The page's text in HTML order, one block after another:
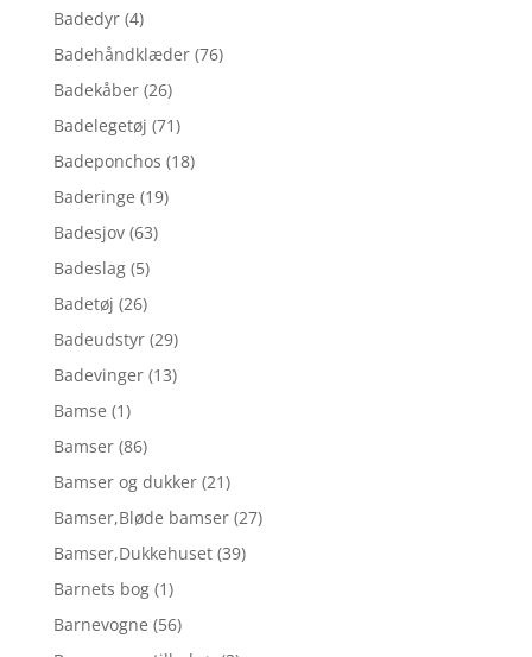
Badedyr (4)
Badehåndklæder (76)
Badekåber (26)
Badelegetøj (71)
Badeponchos (18)
Baderinge (19)
Badesjov (63)
Badeslag (5)
Badetøj (26)
Badeudstyr (29)
Badevinger (13)
Bamse (1)
Bamser (86)
Bamser og dukker (21)
Bamser,Bløde bamser (27)
Bamser,Dukkehuset (39)
Barnets bog (1)
Barnevogne (56)